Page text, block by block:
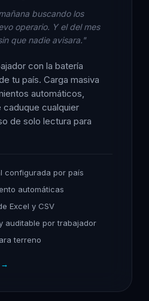
buscando los
operario. Y el del mes
que nadie avisara."
con la batería
tu país. Carga masiva
automáticos,
caduque cualquier
de solo lectura para
configurada por país
automáticas
Excel y CSV
auditable por trabajador
terreno
→